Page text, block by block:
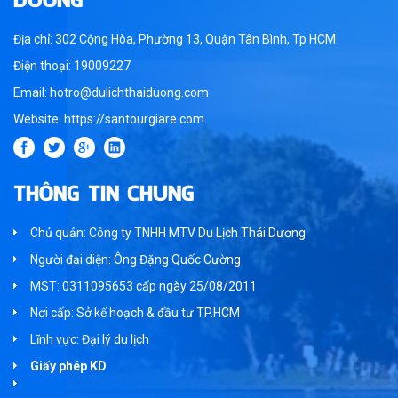
Địa chỉ: 302 Cộng Hòa, Phường 13, Quận Tân Bình, Tp HCM
Điện thoại: 19009227
Email: hotro@dulichthaiduong.com
Website: https://santourgiare.com
THÔNG TIN CHUNG
Chủ quản: Công ty TNHH MTV Du Lịch Thái Dương
Người đại diện: Ông Đặng Quốc Cường
MST: 0311095653 cấp ngày 25/08/2011
Nơi cấp: Sở kế hoạch & đầu tư TP.HCM
Lĩnh vực: Đại lý du lịch
Giấy phép KD